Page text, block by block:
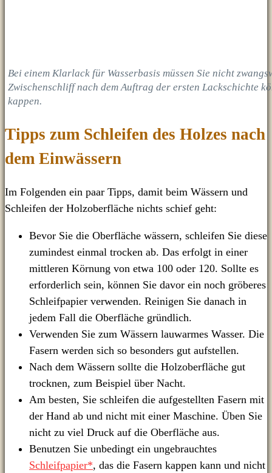
Bei einem Klarlack für Wasserbasis müssen Sie nicht
Zwischenschliff nach dem Auftrag der ersten Lackschichte
kappen.
Tipps zum Schleifen des Holzes nach
dem Einwässern
Im Folgenden ein paar Tipps, damit beim Wässern und
Schleifen der Holzoberfläche nichts schief geht:
Bevor Sie die Oberfläche wässern, schleifen Sie diese
zumindest einmal trocken ab. Das erfolgt in einer
mittleren Körnung von etwa 100 oder 120. Sollte es
erforderlich sein, können Sie davor ein noch gröberes
Schleifpapier verwenden. Reinigen Sie danach in
jedem Fall die Oberfläche gründlich.
Verwenden Sie zum Wässern lauwarmes Wasser. Die
Fasern werden sich so besonders gut aufstellen.
Nach dem Wässern sollte die Holzoberfläche gut
trocknen, zum Beispiel über Nacht.
Am besten, Sie schleifen die aufgestellten Fasern mit
der Hand ab und nicht mit einer Maschine. Üben Sie
nicht zu viel Druck auf die Oberfläche aus.
Benutzen Sie unbedingt ein ungebrauchtes
Schleifpapier*, das die Fasern kappen kann und nicht